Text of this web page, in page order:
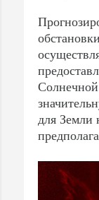
для Земли